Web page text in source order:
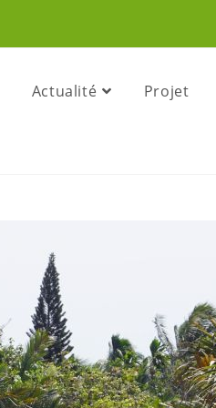
Actualité Projet